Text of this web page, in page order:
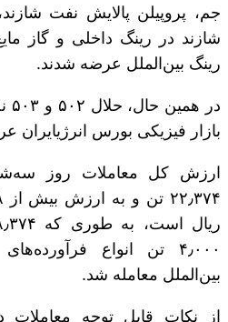
جم، پروپیلن پالایش نفت
شازند در رینگ داخلی و گاز
رینگ بین‌الملل عرضه شدند.
بازار فیزیکی بورس انرژیایران
ارزش کل معاملات روز
۴٫۰۰۰ تن انواع
بین‌الملل معامله شد.
از نکات قابل توجه معاملات